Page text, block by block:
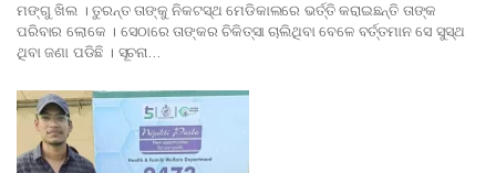
ମଙ୍ଗୁ ଖିଲ । ତୁରନ୍ତ ତାଙ୍କୁ ନିକଟସ୍ଥ ମେଡିକାଲରେ ଭର୍ତ୍ତି କରାଇଛନ୍ତି ତାଙ୍କ
ପରିବାର ଲୋକେ । ସେଠାରେ ତାଙ୍କର ଚିକିତ୍ସା ଚାଲିଥିବା ବେଳେ ବର୍ତ୍ତମାନ ସେ ସୁସ୍ଥ
ଥିବା ଜଣା ପଡିଛି । ସୂଚନା…